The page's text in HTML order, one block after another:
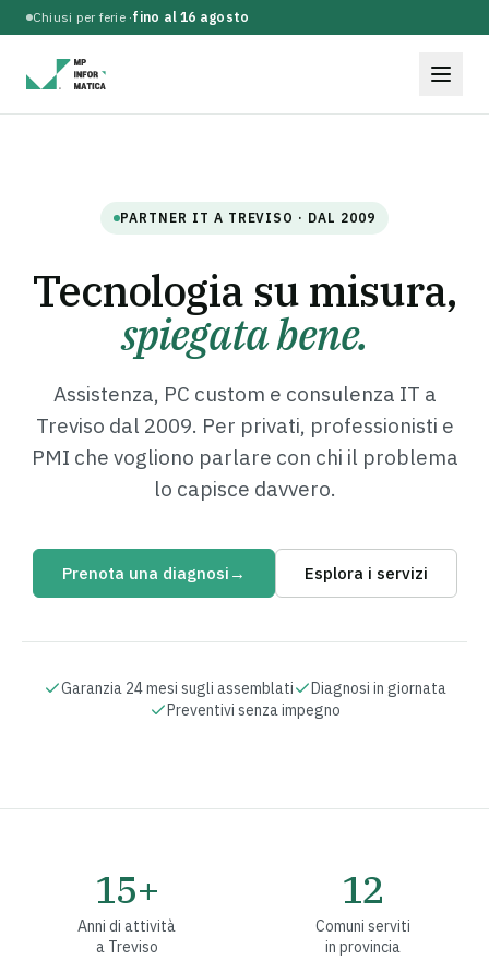
Chiusi per ferie ·fino al 16 agosto
PARTNER IT A TREVISO · DAL 2009
Tecnologia su misura,
spiegata bene.
Assistenza, PC custom e consulenza IT a
Treviso dal 2009. Per privati, professionisti e
PMI che vogliono parlare con chi il problema
lo capisce davvero.
Prenota una diagnosi → Esplora i servizi
Garanzia 24 mesi sugli assemblati
Diagnosi in giornata
Preventivi senza impegno
15+
Anni di attività
a Treviso
12
Comuni serviti
in provincia